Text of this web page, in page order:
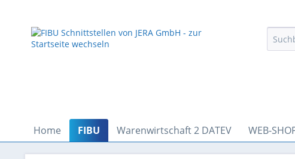
Home FIBU Warenwirtschaft 2 DATEV WEB-